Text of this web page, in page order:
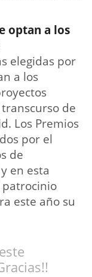
optan a los
elegidas por
a los
de
Los Premios
por el
de
en esta
patrocinio
este año su